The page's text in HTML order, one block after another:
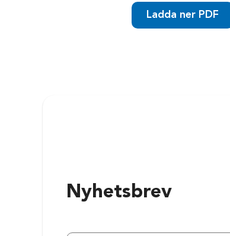
Ladda ner PDF
Nyhetsbrev